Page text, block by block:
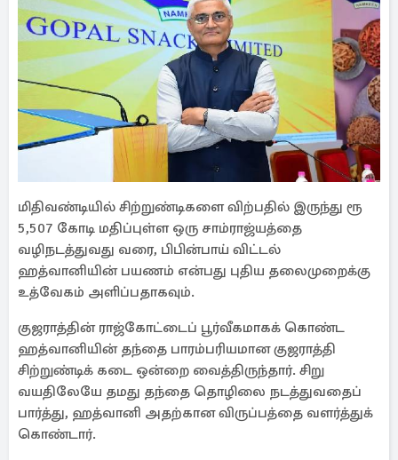
மிதிவண்டியில் சிற்றுண்டிகளை விற்பதில் இருந்து ரூ
5,507 கோடி மதிப்புள்ள ஒரு சாம்ராஜ்யத்தை
வழிநடத்துவது வரை, பிபின்பாய் விட்டல்
ஹத்வானியின் பயணம் என்பது புதிய தலைமுறைக்கு
உத்வேகம் அளிப்பதாகவும்.
குஜராத்தின் ராஜ்கோட்டைப் பூர்வீகமாகக் கொண்ட
ஹத்வானியின் தந்தை பாரம்பரியமான குஜராத்தி
சிற்றுண்டிக் கடை ஒன்றை வைத்திருந்தார். சிறு
வயதிலேயே தமது தந்தை தொழிலை நடத்துவதைப்
பார்த்து, ஹத்வானி அதற்கான விருப்பத்தை வளர்த்துக்
கொண்டார்.